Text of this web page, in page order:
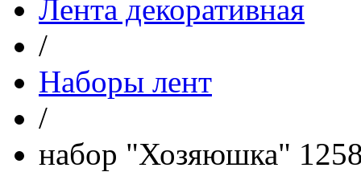
Лента декоративная
/
Наборы лент
/
набор "Хозяюшка"